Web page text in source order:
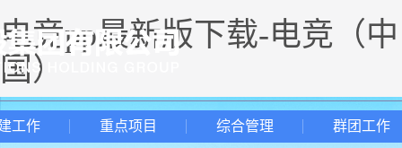
电竞pp最新版下载-电竞（中
国）
工作 重点项目 综合管理 群团工作